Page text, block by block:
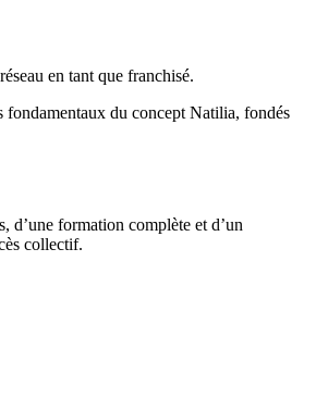
en tant que franchisé.
fondamentaux du concept Natilia, fondés
d’une formation complète et d’un
collectif.